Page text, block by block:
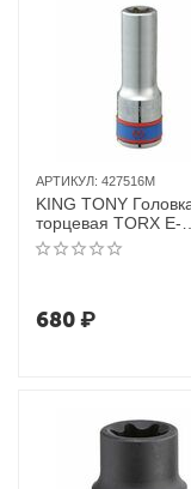
АРТИКУЛ: 427516M
KING TONY
торцевая TORX Е-
стандарт 1/2", E16,
мм
680₽